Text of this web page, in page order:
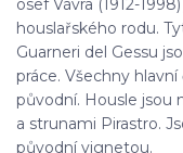
osef Vávra (1912-
houslařského rodu.
Guarneri del Gessu
práce. Všechny
původní. Housle jsou
a strunami Pirastro.
původní vignetou.